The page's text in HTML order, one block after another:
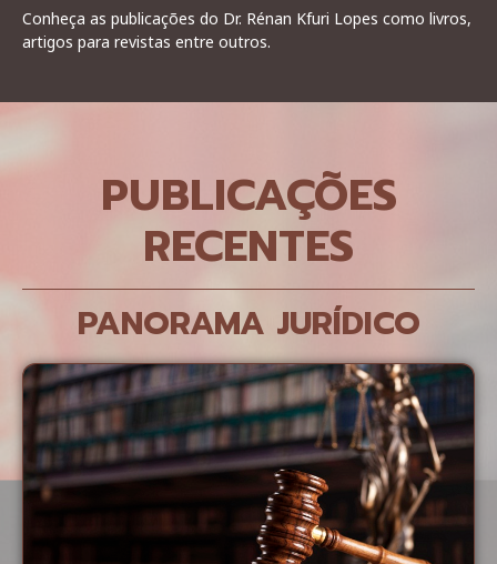
Conheça as publicações do Dr. Rénan Kfuri Lopes como livros,
artigos para revistas entre outros.
PUBLICAÇÕES
RECENTES
PANORAMA JURÍDICO